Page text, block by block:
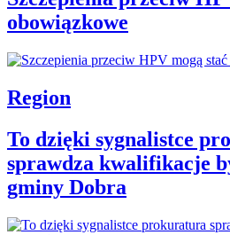
obowiązkowe
Region
To dzięki sygnalistce
sprawdza kwalifikacje
gminy Dobra